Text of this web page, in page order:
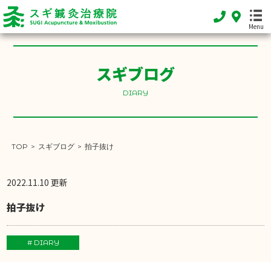
Menu
ホーム
HOME
FEATURE
スギブログ
DIARY
TOP > スギブログ > 拍子抜け
2022.11.10 更新
拍子抜け
# DIARY